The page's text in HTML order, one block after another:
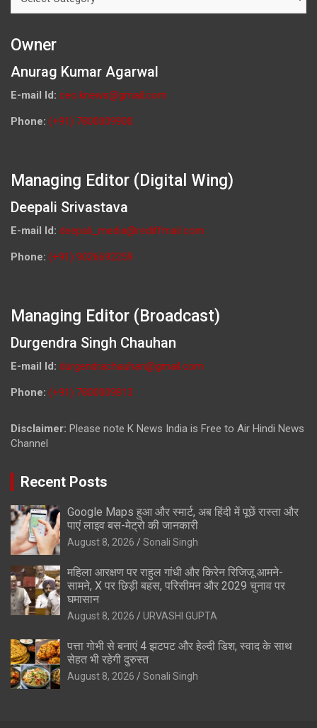
Owner
Anurag Kumar Agarwal
E-mail Id: ceo.knews@gmail.com
Phone: (+91) 7800009900
Managing Editor (Digital Wing)
Deepali Srivastava
E-mail Id: deepali_media@rediffmail.com
Phone: (+91) 9026692259
Managing Editor (Broadcast)
Durgendra Singh Chauhan
E-mail Id: durgendrachauhan@gmail.com
Phone: (+91) 7800009813
Disclaimer: Please note K News India is Free to Air Hindi News
Channel
Recent Posts
Google Maps हुआ और स्मार्ट, अब हिंदी में पूछें रास्ता और
पाएं लाइव बस-मेट्रो की जानकारी
August 8, 2026 Sonali Singh
महिला आरक्षण पर राहुल गांधी और किरेन रिजिजू आमने-
सामने, X पर छिड़ी बहस, परिसीमन और 2029 चुनाव पर
घमासान
August 8, 2026 URVASHI GUPTA
पत्ता गोभी से बनाएं 4 झटपट और हेल्दी डिश, स्वाद के साथ
सेहत भी रहेगी दुरुस्त
August 8, 2026 Sonali Singh